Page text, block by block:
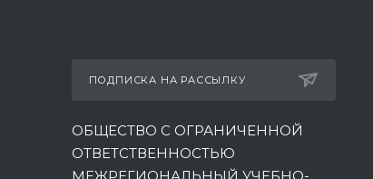
ПОДПИСКА НА РАССЫЛКУ
ОБЩЕСТВО С ОГРАНИЧЕННОЙ
ОТВЕТСТВЕННОСТЬЮ
МЕЖРЕГИОНАЛЬНЫЙ УЧЕБНО-